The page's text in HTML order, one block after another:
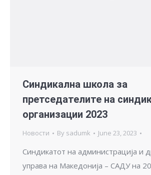
Синдикална школа за
претседателите на
организации 2023
Новости By sadumk June 23, 2023
Синдикатот на администрација и
управа на Македонија – САДУ на